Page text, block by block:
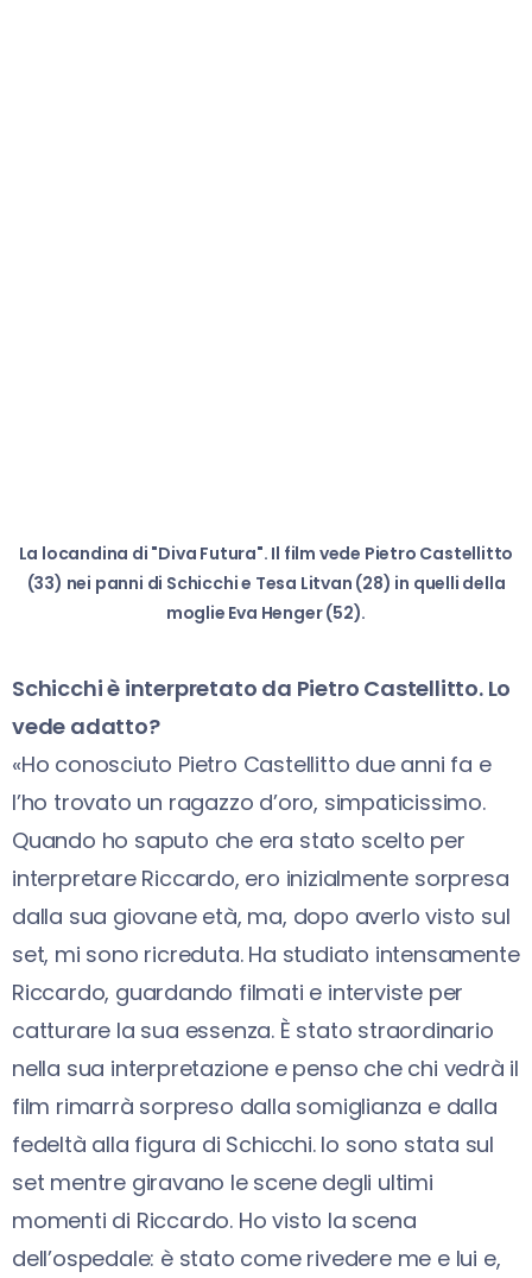
La locandina di "Diva Futura". Il film vede Pietro Castellitto
(33) nei panni di Schicchi e Tesa Litvan (28) in quelli della
moglie Eva Henger (52).
Schicchi è interpretato da Pietro Castellitto. Lo
vede adatto?
«Ho conosciuto Pietro Castellitto due anni fa e
l’ho trovato un ragazzo d’oro, simpaticissimo.
Quando ho saputo che era stato scelto per
interpretare Riccardo, ero inizialmente sorpresa
dalla sua giovane età, ma, dopo averlo visto sul
set, mi sono ricreduta. Ha studiato intensamente
Riccardo, guardando filmati e interviste per
catturare la sua essenza. È stato straordinario
nella sua interpretazione e penso che chi vedrà il
film rimarrà sorpreso dalla somiglianza e dalla
fedeltà alla figura di Schicchi. Io sono stata sul
set mentre giravano le scene degli ultimi
momenti di Riccardo. Ho visto la scena
dell’ospedale: è stato come rivedere me e lui e,